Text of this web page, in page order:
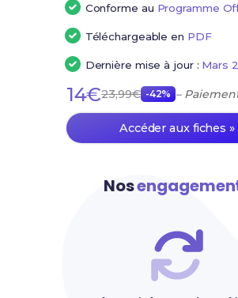
Conforme au Programme
Téléchargeable en PDF
Dernière mise à jour : Mars
14€23,99€ -42% –
Accéder aux fiches »
Nos